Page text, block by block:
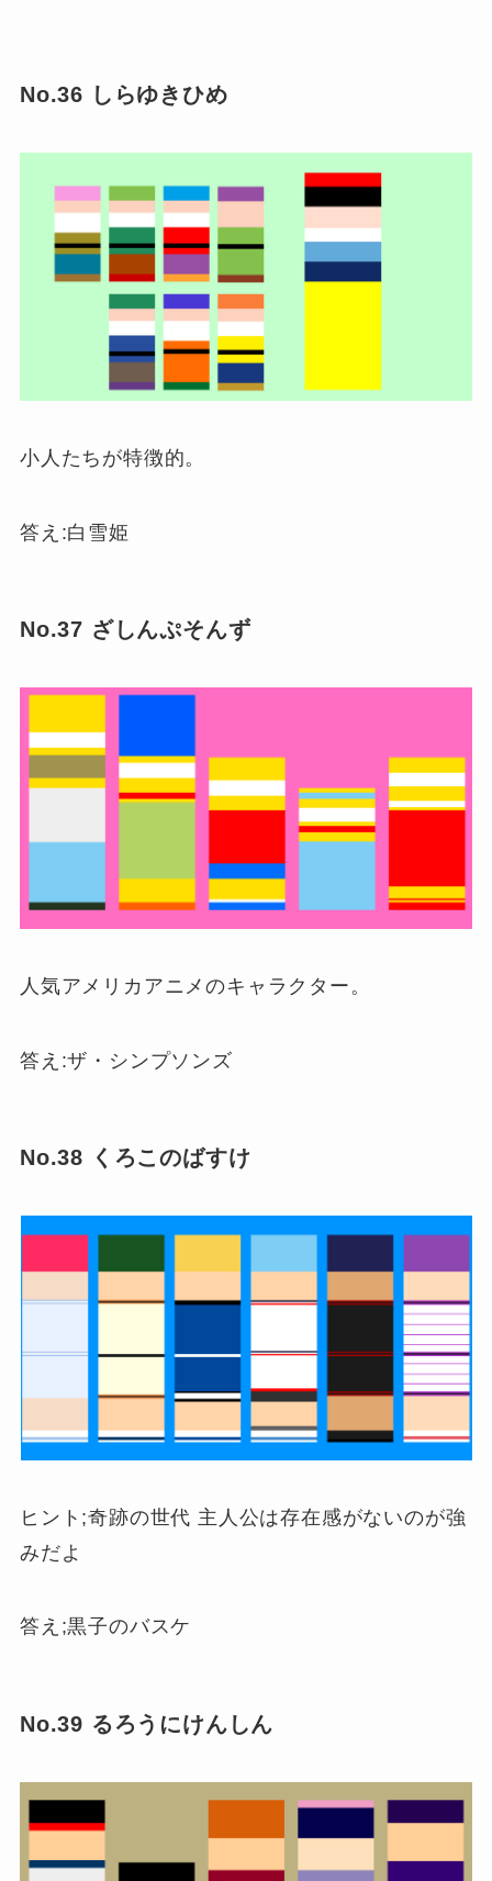
No.36 しらゆきひめ
小人たちが特徴的。
答え:白雪姫
No.37 ざしんぷそんず
人気アメリカアニメのキャラクター。
答え:ザ・シンプソンズ
No.38 くろこのばすけ
ヒント;奇跡の世代 主人公は存在感がないのが強
みだよ
答え;黒子のバスケ
No.39 るろうにけんしん